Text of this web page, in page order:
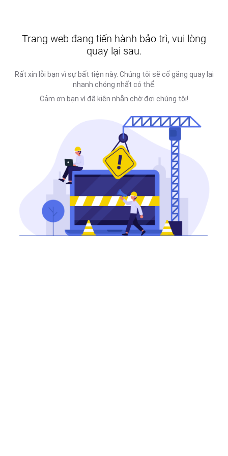
Trang web đang tiến hành bảo trì, vui lòng
quay lại sau.
Rất xin lỗi bạn vì sự bất tiện này. Chúng tôi sẽ cố gắng quay lại
nhanh chóng nhất có thể.
Cảm ơn bạn vì đã kiên nhẫn chờ đợi chúng tôi!